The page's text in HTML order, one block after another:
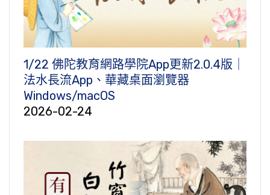
1/22 佛陀教育網路學院App更新2.0.4版｜
法水長流App、華藏桌面瀏覽器
Windows/macOS
2026-02-24